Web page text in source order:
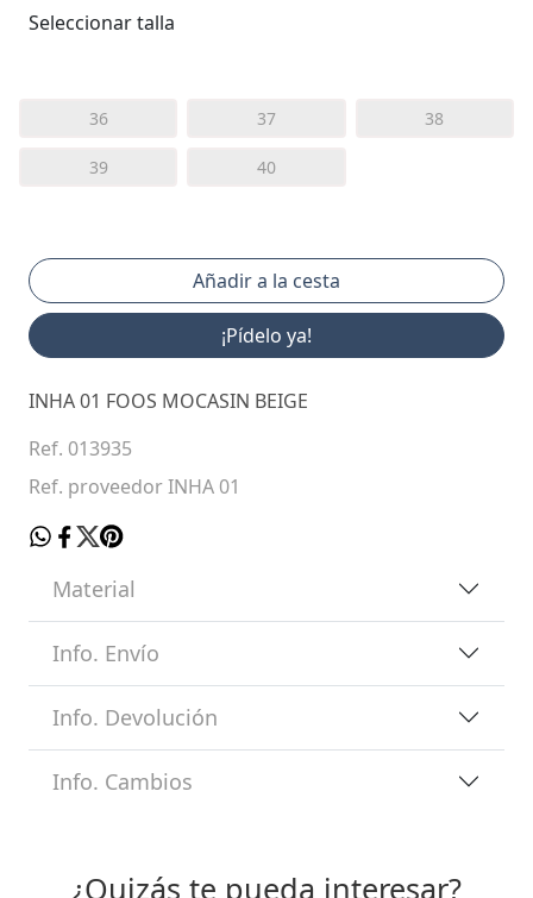
Seleccionar talla
36 37 38
39 40
¡Pídelo ya!
INHA 01 FOOS MOCASIN BEIGE
Ref. 013935
Ref. proveedor INHA 01
Material
Info. Envío
Info. Devolución
Info. Cambios
¿Quizás te pueda interesar?